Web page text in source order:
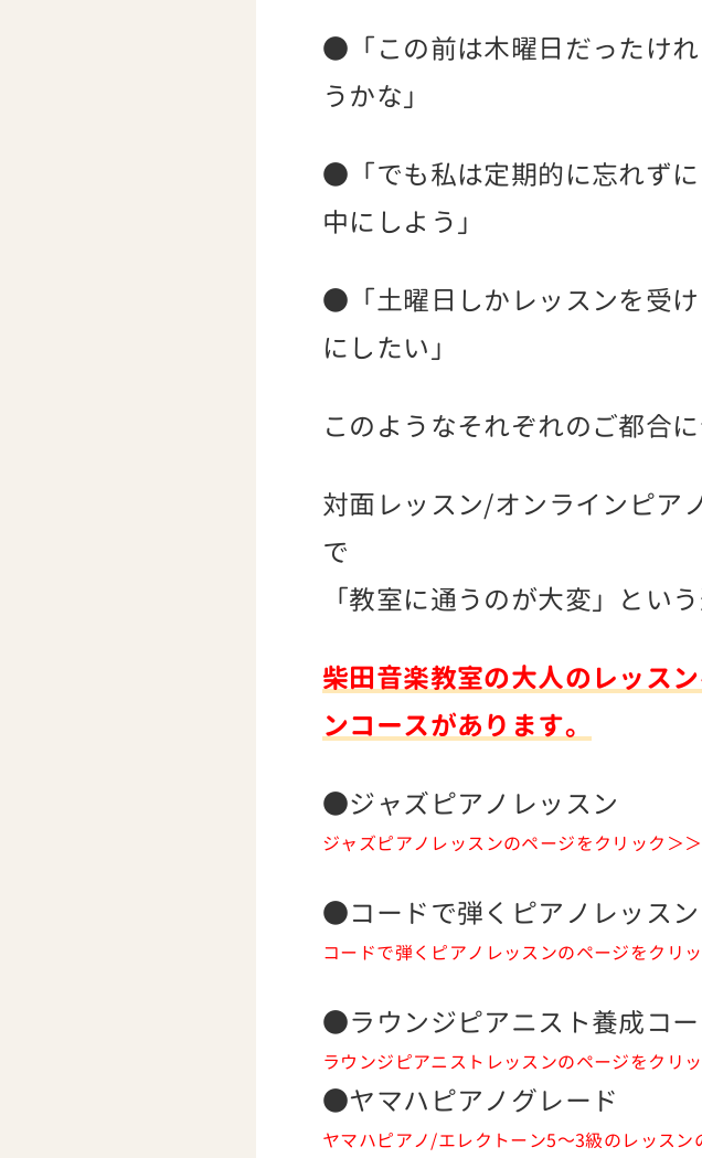
●「この前は木曜日だったけ
うかな」
●「でも私は定期的に忘れず
中にしよう」
●「土曜日しかレッスンを受
にしたい」
このようなそれぞれのご都合
対面レッスン/オンラインピア
で
「教室に通うのが大変」とい
柴田音楽教室の大人のレッス
ンコースがあります。
●ジャズピアノレッスン
ジャズピアノレッスンのページをクリック＞＞
●コードで弾くピアノレッスン
コードで弾くピアノレッスンのページをクリ
●ラウンジピアニスト養成コ
ラウンジピアニストレッスンのページをクリ
●ヤマハピアノグレード
ヤマハピアノ/エレクトーン5～3級のレッスン